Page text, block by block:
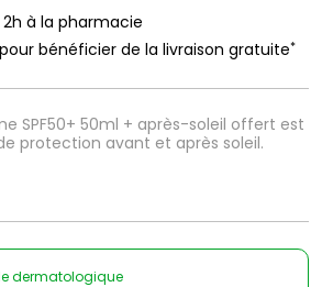
SPF50+ 50ml + après-soleil offert est
protection avant et après soleil.
à la pharmacie
bénéficier de la livraison gratuite*
dermatologique